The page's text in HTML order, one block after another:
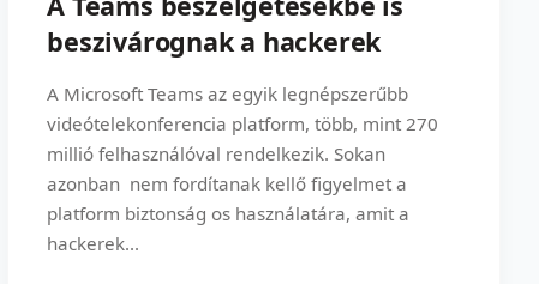
beszivárognak a hackerek
A Microsoft Teams az egyik legnépszerűbb
videótelekonferencia platform, több, mint 270
millió felhasználóval rendelkezik. Sokan
azonban nem fordítanak kellő figyelmet a
platform biztonság os használatára, amit a
hackerek...